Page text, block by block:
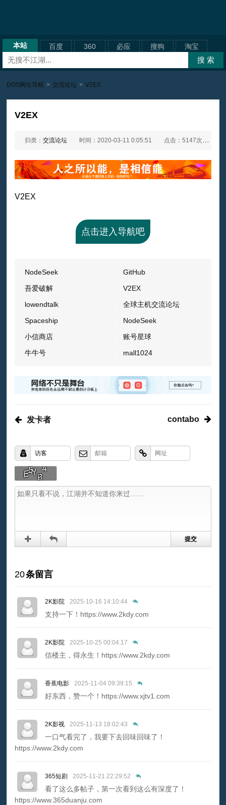
本站 百度 360 必应 搜狗 淘宝
DOS网址导航 > 交流论坛 > V2EX
V2EX
归类：交流论坛 时间：2020-03-11 0:05:51 点击：5147次
V2EX
点击进入导航吧
NodeSeek
GitHub
吾爱破解
V2EX
lowendtalk
全球主机交流论坛
Spaceship
NodeSeek
小信商店
账号星球
牛牛号
mall1024
发卡者 contabo
20条留言
2K影院 2025-10-16 14:10:44
支持一下！https://www.2kdy.com
2K影院 2025-10-25 00:04:17
信楼主，得永生！https://www.2kdy.com
香蕉电影 2025-11-04 09:39:15
好东西，赞一个！https://www.xjtv1.com
2K影视 2025-11-13 18:02:43
一口气看完了，我要下去回味回味了！
https://www.2kdy.com
365短剧 2025-11-21 22:29:52
看了这么多帖子，第一次看到这么有深度了！
https://www.365duanju.com